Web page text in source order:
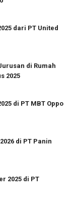
dari PT United
di Rumah
2025
di PT MBT Oppo
di PT Panin
2025 di PT